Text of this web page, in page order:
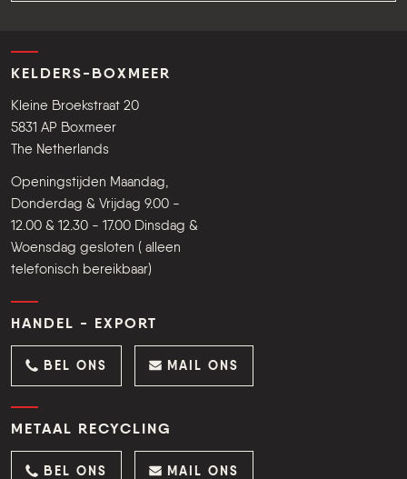
KELDERS-BOXMEER
Kleine Broekstraat 20
5831 AP Boxmeer
The Netherlands
Openingstijden Maandag,
Donderdag & Vrijdag 9.00 -
12.00 & 12.30 - 17.00 Dinsdag &
Woensdag gesloten ( alleen
telefonisch bereikbaar)
HANDEL - EXPORT
BEL ONS MAIL ONS
METAAL RECYCLING
BEL ONS MAIL ONS